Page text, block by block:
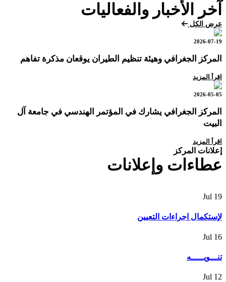
آخر الأخبار والفعاليات
عرض الكل
2026-07-19
المركز الجغرافي وهيئة تنظيم الطيران يوقعان مذكرة تفاهم
اقرأ المزيد
2026-05-05
المركز الجغرافي يشارك في المؤتمر الهندسي في جامعة آل
البيت
اقرأ المزيد
إعلانات المركز
عطاءات وإعلانات
19
Jul
لإستكمال اجراءات التعيين
16
Jul
تنـــويـــــه
12
Jul